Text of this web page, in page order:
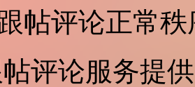
帖评论正常
评论服务提